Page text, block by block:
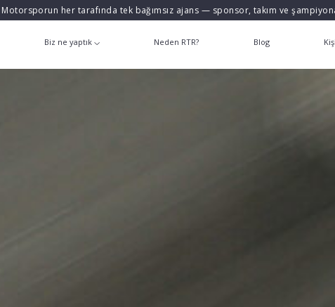
Motorsporun her tarafında tek bağımsız ajans — sponsor, takım ve
Biz ne yaptık Neden RTR? Blog